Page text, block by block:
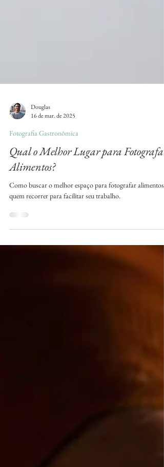
16 de mar. de 2025
Fotografia Gastronômica
Qual o Melhor Lugar para Fotografar
Alimentos?
Como buscar o melhor espaço para fotografar alimentos
quem recorrer para facilitar seu trabalho.